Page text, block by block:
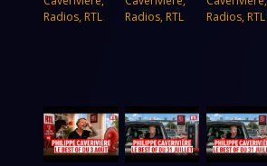
Radios, RTL
Radios, RTL
Radios, RTL